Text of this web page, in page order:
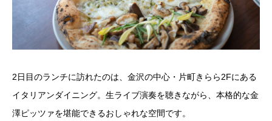
2日目のランチに訪れたのは、金沢の中心・片町きらら2Fにある
イタリアンダイニング。生ライブ演奏を聴きながら、本格的な金
澤ピッツァを堪能できるおしゃれな空間です。